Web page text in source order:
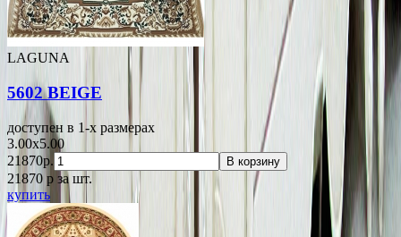
LAGUNA
5602 BEIGE
доступен в 1-x размерах
3.00x5.00
21870р.
В корзину
21870 p за шт.
купить